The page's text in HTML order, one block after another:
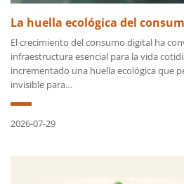
La huella ecológica del
El crecimiento del consumo digital ha
infraestructura esencial para la vida
incrementado una huella ecológica que
invisible para…
2026-07-29